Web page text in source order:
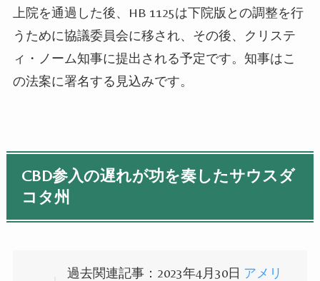
上院を通過した後、HB 1125は下院版との調整を行
うために協議委員会に移され、その後、クリステ
ィ・ノーム知事に提出される予定です。知事はこ
の法案に署名する見込みです。
CBD参入の遅れが功を奏したサウスダ
コタ州
過去関連記事：2023年4月30日 アメリ